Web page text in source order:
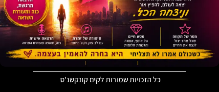
כל הזכויות שמורות לקים קונקשנ'ס